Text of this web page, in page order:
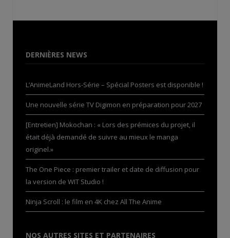
DERNIÈRES NEWS
L’AnimeLand Hors-Série – Spécial Posters est disponible !
Une nouvelle série TV Digimon en préparation pour 2027
[Entretien] Mokochan : « Lors des prémices du projet, il
était déjà demandé de suivre au mieux le manga
originel.»
The One Piece : premier trailer et date de diffusion pour
la version de WIT Studio !
Ninja Scroll : le film en 4K chez All The Anime
NOS AUTRES SITES ET PARTENAIRES